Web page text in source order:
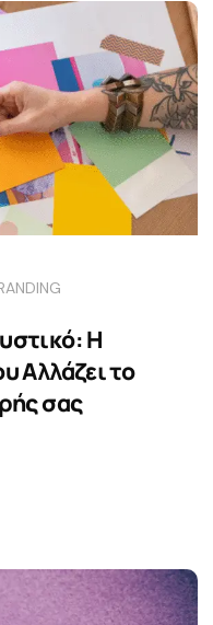
Η
Αλλάζει το
σας